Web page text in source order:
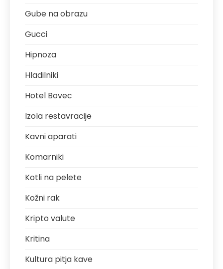
Gube na obrazu
Gucci
Hipnoza
Hladilniki
Hotel Bovec
Izola restavracije
Kavni aparati
Komarniki
Kotli na pelete
Kožni rak
Kripto valute
Kritina
Kultura pitja kave